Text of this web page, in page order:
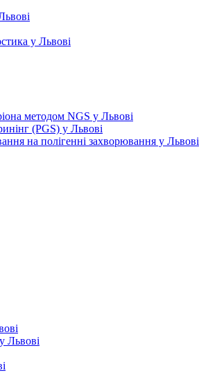
у Львові
методом NGS у Львові
(PGS) у Львові
на полігенні захворювання у Львові
Львові